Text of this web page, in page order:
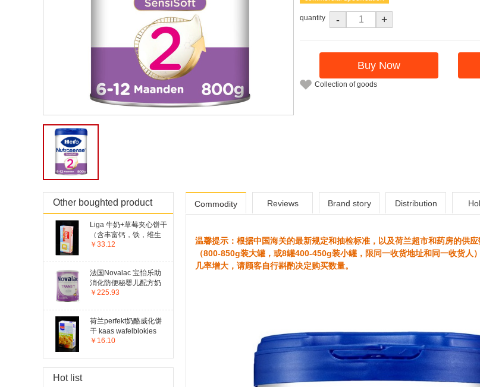
quantity - +
Buy Now
Collection of goods
Other boughted product
Liga 牛奶+草莓夹心饼干
（含丰富钙，铁，维生
素B6）
￥33.12
法国Novalac 宝怡乐助
消化防便秘婴儿配方奶
粉2段 Transit 2
￥225.93
荷兰perfekt奶酪威化饼
干 kaas wafelblokjes
100g
￥16.10
Hot list
Commodity Reviews Brand story Distribution
温馨提示：根据中国海关的最新规定和抽检标准，以及荷兰超市和药房的供
（800-850g装大罐，或8罐400-450g装小罐，限同一收货地址和同一收货
几率增大，请顾客自行斟酌决定购买数量。